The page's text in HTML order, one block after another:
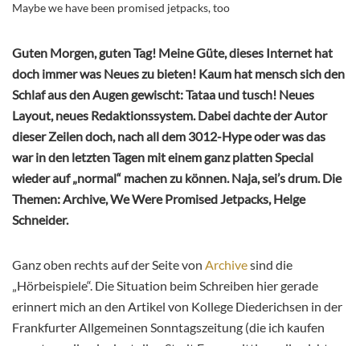
Maybe we have been promised jetpacks, too
Guten Morgen, guten Tag! Meine Güte, dieses Internet hat
doch immer was Neues zu bieten! Kaum hat mensch sich den
Schlaf aus den Augen gewischt: Tataa und tusch! Neues
Layout, neues Redaktionssystem. Dabei dachte der Autor
dieser Zeilen doch, nach all dem 3012-Hype oder was das
war in den letzten Tagen mit einem ganz platten Special
wieder auf „normal“ machen zu können. Naja, sei’s drum. Die
Themen: Archive, We Were Promised Jetpacks, Helge
Schneider.
Ganz oben rechts auf der Seite von Archivesind die
„Hörbeispiele“. Die Situation beim Schreiben hier gerade
erinnert mich an den Artikel von Kollege Diederichsen in der
Frankfurter Allgemeinen Sonntagszeitung (die ich kaufen